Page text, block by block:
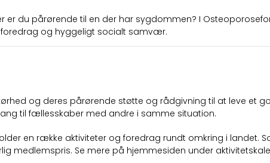
er du pårørende til en der har sygdommen? I
og hyggeligt socialt samvær.
og deres pårørende støtte og rådgivning til at leve et
til fællesskaber med andre i samme situation.
en række aktiviteter og foredrag rundt omkring i landet.
medlemspris. Se mere på hjemmesiden under